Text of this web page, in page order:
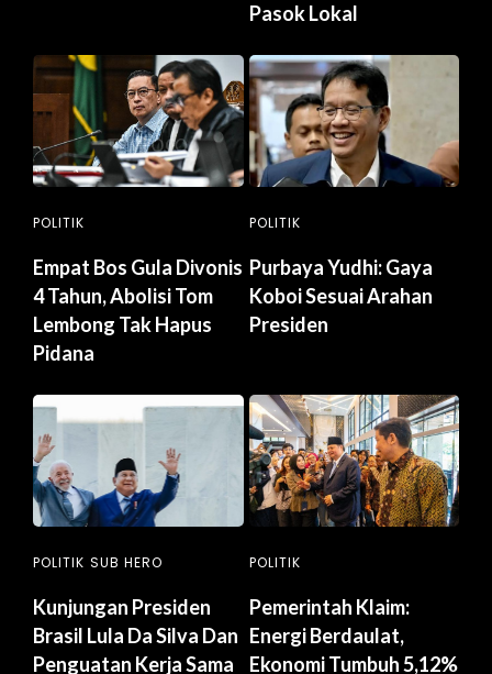
Pasok Lokal
POLITIK
Empat Bos Gula Divonis
4 Tahun, Abolisi Tom
Lembong Tak Hapus
Pidana
POLITIK
Purbaya Yudhi: Gaya
Koboi Sesuai Arahan
Presiden
POLITIK SUB HERO
Kunjungan Presiden
Brasil Lula Da Silva Dan
Penguatan Kerja Sama
POLITIK
Pemerintah Klaim:
Energi Berdaulat,
Ekonomi Tumbuh 5,12%